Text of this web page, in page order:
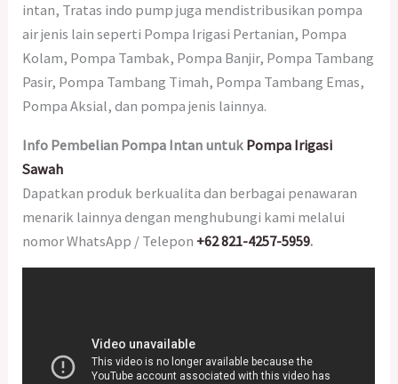
intan, Tratas indo pump juga mendistribusikan pompa
air jenis lain seperti Pompa Irigasi Pertanian, Pompa
Kolam, Pompa Tambak, Pompa Banjir, Pompa Tambang
Pasir, Pompa Tambang Timah, Pompa Tambang Emas,
Pompa Aksial, dan pompa jenis lainnya.
Info Pembelian Pompa Intan untuk Pompa Irigasi
Sawah
Dapatkan produk berkualita dan berbagai penawaran
menarik lainnya dengan menghubungi kami melalui
nomor WhatsApp / Telepon +62 821-4257-5959.